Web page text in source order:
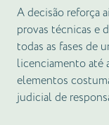
A decisão reforça
provas técnicas e
todas as fases de
licenciamento até
elementos
judicial de